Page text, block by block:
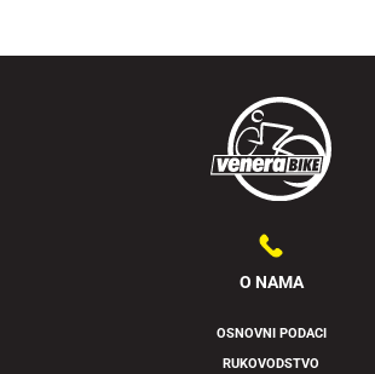
O NAMA
OSNOVNI PODACI
RUKOVODSTVO